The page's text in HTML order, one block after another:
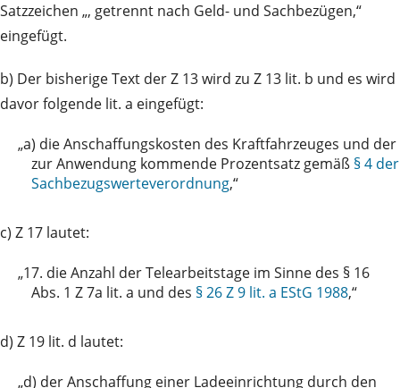
Satzzeichen „, getrennt nach Geld- und Sachbezügen,“
eingefügt.
b) Der bisherige Text der Z 13 wird zu Z 13 lit. b und es wird
davor folgende lit. a eingefügt:
„a) die Anschaffungskosten des Kraftfahrzeuges und der
zur Anwendung kommende Prozentsatz gemäß § 4 der
Sachbezugswerteverordnung,“
c) Z 17 lautet:
„17. die Anzahl der Telearbeitstage im Sinne des § 16
Abs. 1 Z 7a lit. a und des § 26 Z 9 lit. a EStG 1988,“
d) Z 19 lit. d lautet:
„d) der Anschaffung einer Ladeeinrichtung durch den